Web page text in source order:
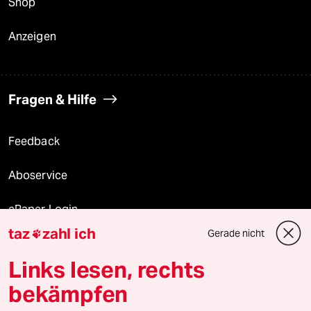
Anzeigen
Fragen & Hilfe
Feedback
Aboservice
ePaper Login
Downloads für Abonnierende
© 2026 taz Verlags und Vertriebs GmbH
taz zahl ich Gerade nicht
Links lesen, rechts
bekämpfen